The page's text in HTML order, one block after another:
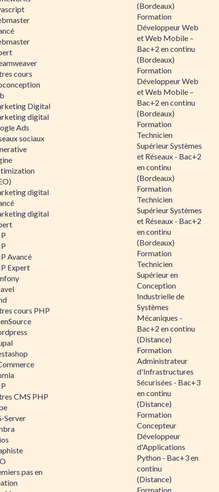
cours
Digital
digital
Ads
sociaux
digital
digital
Avancé
Expert
cours PHP
CMS PHP
Server
pas en
(Bordeaux)
Formation
Développeur Web
et Web Mobile –
Bac+2 en continu
(Bordeaux)
Formation
Développeur Web
et Web Mobile –
Bac+2 en continu
(Bordeaux)
Formation
Technicien
Supérieur Systèmes
et Réseaux - Bac+2
en continu
(Bordeaux)
Formation
Technicien
Supérieur Systèmes
et Réseaux - Bac+2
en continu
(Bordeaux)
Formation
Technicien
Supérieur en
Conception
Industrielle de
Systèmes
Mécaniques -
Bac+2 en continu
(Distance)
Formation
Administrateur
d'Infrastructures
Sécurisées - Bac+3
en continu
(Distance)
Formation
Concepteur
Développeur
d'Applications
Python - Bac+3 en
continu
(Distance)
Formation